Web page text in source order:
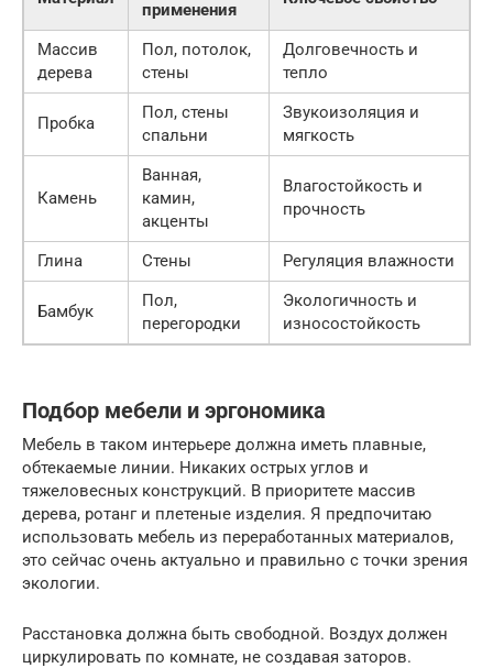
применения
Массив
дерева
Пол, потолок,
стены
Долговечность и
тепло
Пробка
Пол, стены
спальни
Звукоизоляция и
мягкость
Камень
Ванная,
камин,
акценты
Влагостойкость и
прочность
Глина Стены Регуляция влажности
Бамбук
Пол,
перегородки
Экологичность и
износостойкость
Подбор мебели и эргономика
Мебель в таком интерьере должна иметь плавные,
обтекаемые линии. Никаких острых углов и
тяжеловесных конструкций. В приоритете массив
дерева, ротанг и плетеные изделия. Я предпочитаю
использовать мебель из переработанных материалов,
это сейчас очень актуально и правильно с точки зрения
экологии.
Расстановка должна быть свободной. Воздух должен
циркулировать по комнате, не создавая заторов.